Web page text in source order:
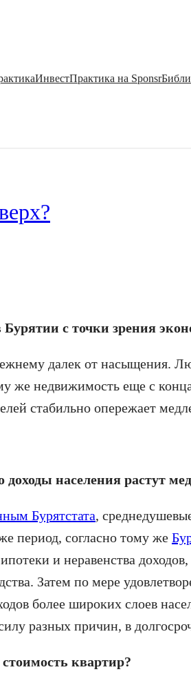
ИнвестПрактика на Sponsr
с точки зрения
далек от насыщения.
же недвижимость еще с
стабильно опережает
населения растут
Бурятстата,
период, согласно тому же
и неравенства
Затем по мере
более широких слоев
разных причин, в
квартир?